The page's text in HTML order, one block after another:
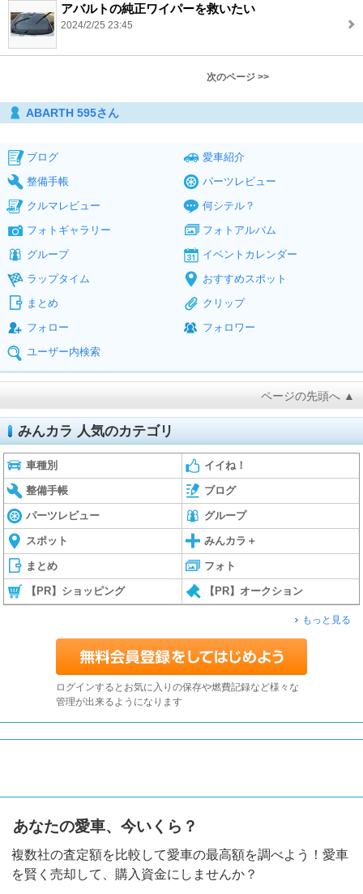
アバルトの純正ワイパーを救いたい
2024/2/25 23:45
次のページ >>
ABARTH 595さん
ブログ
愛車紹介
整備手帳
パーツレビュー
クルマレビュー
何シテル？
フォトギャラリー
フォトアルバム
グループ
イベントカレンダー
ラップタイム
おすすめスポット
まとめ
クリップ
フォロー
フォロワー
ユーザー内検索
ページの先頭へ ▲
みんカラ 人気のカテゴリ
車種別 イイね！
整備手帳 ブログ
パーツレビュー グループ
スポット みんカラ＋
まとめ フォト
【PR】ショッピング 【PR】オークション
もっと見る
ログインするとお気に入りの保存や燃費記録など様々な
管理が出来るようになります
あなたの愛車、今いくら？
複数社の査定額を比較して愛車の最高額を調べよう！愛車
を賢く売却して、購入資金にしませんか？